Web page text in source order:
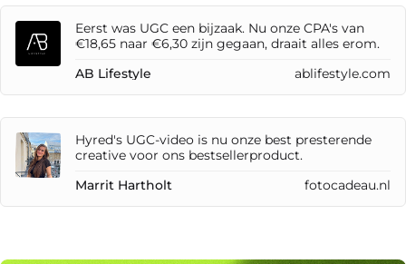
Eerst was UGC een bijzaak. Nu onze CPA's van
€18,65 naar €6,30 zijn gegaan, draait alles erom.
AB Lifestyle
ablifestyle.com
Hyred's UGC-video is nu onze best presterende
creative voor ons bestsellerproduct.
Marrit Hartholt
fotocadeau.nl